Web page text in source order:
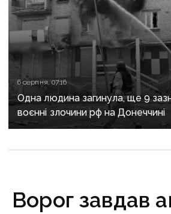
6 серпня, 07:16
Одна людина загинула, ще 9
воєнні злочини рф на Донеччині
Ворог завдав